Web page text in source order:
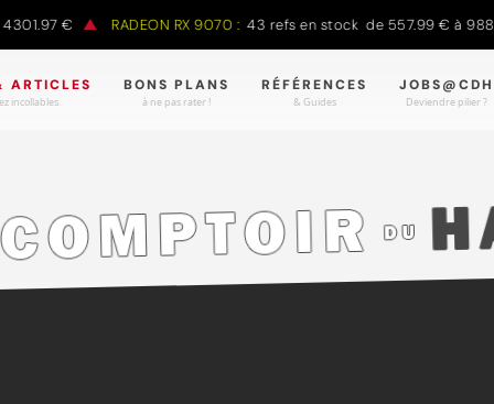
€ RADEON RX 9070 : 43 refs en stock de 557.99 € à 988.90 €
ARTICLES
incollables.
BONS PLANS
à ne pas rater !
RÉFÉRENCES
& Guides
JOBS@CDH
Deviendre pilier ?